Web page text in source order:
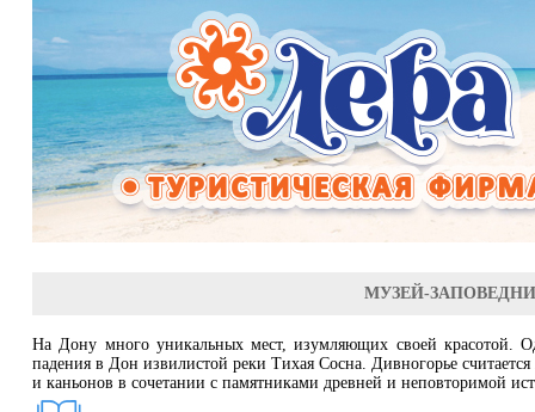
МУЗЕЙ-
На Дону много уникальных мест, изумляющих своей красотой.
падения в Дон извилистой реки Тихая Сосна. Дивногорье
и каньонов в сочетании с памятниками древней и неповторимой